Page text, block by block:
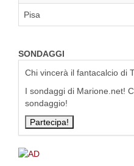
Pisa
SONDAGGI
Chi vincerà il fantacalcio di
I sondaggi di Marione.net!
sondaggio!